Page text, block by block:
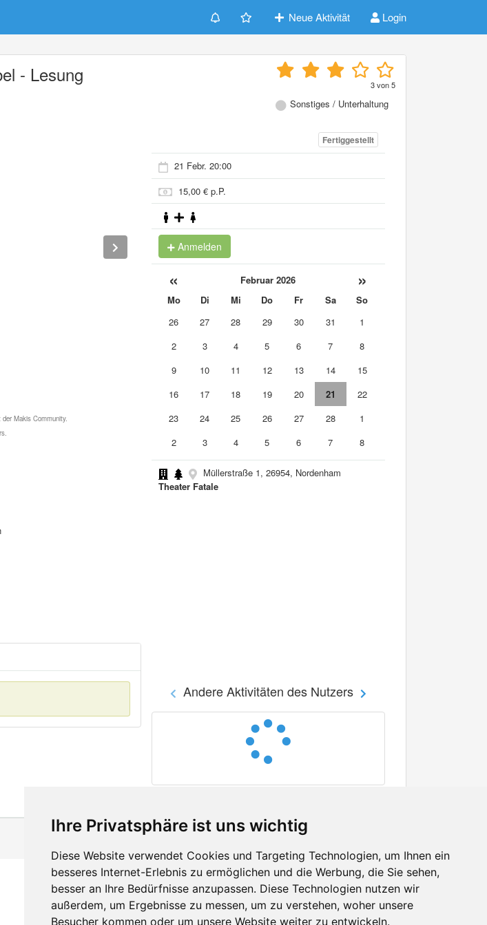
Ihre Privatsphäre ist uns wichtig
Diese Website verwendet Cookies und Targeting Technologien, um Ihnen ein
besseres Internet-Erlebnis zu ermöglichen und die Werbung, die Sie sehen,
besser an Ihre Bedürfnisse anzupassen. Diese Technologien nutzen wir
außerdem, um Ergebnisse zu messen, um zu verstehen, woher unsere
Besucher kommen oder um unsere Website weiter zu entwickeln.
Neue Aktivität Login
- Lesung 3von5
Sonstiges / Unterhaltung
Makis Community.
Fertiggestellt
21 Febr. 20:00
15,00 € p.P.
Anmelden
« Februar 2026 »
Mo Di Mi Do Fr Sa
So
26
27 28 29 30 31
1
2
3 4 5 6 7
8
9
10 11 12 13 14
15
16
17 18 19 20 21
22
23
24 25 26 27 28
1
2
3 4 5 6 7 8
Müllerstraße 1, 26954, Nordenham
Theater Fatale
Andere Aktivitäten des Nutzers
Kontakt
Feedback
Fehler melden
Facebook
Twitter
YouTube